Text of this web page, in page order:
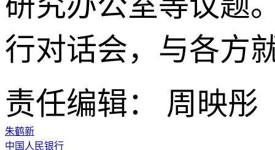
行对话会，与各方
责任编辑： 周映彤
朱鹤新
中国人民银行